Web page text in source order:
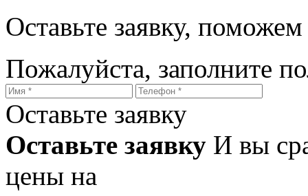
Оставьте заявку,
Пожалуйста, заполните
Оставьте заявку
Оставьте заявку И вы
цены на